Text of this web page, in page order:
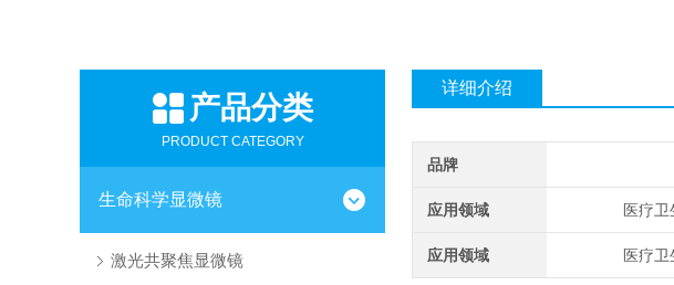
详细介绍
品牌
应用领域 医疗
应用领域 医疗
产品分类
PRODUCT CATEGORY
生命科学显微镜
激光共聚焦显微镜